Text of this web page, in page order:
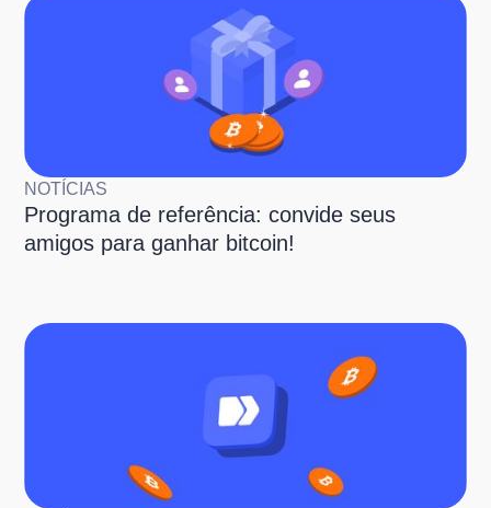
NOTÍCIAS
Programa de referência: convide seus
amigos para ganhar bitcoin!